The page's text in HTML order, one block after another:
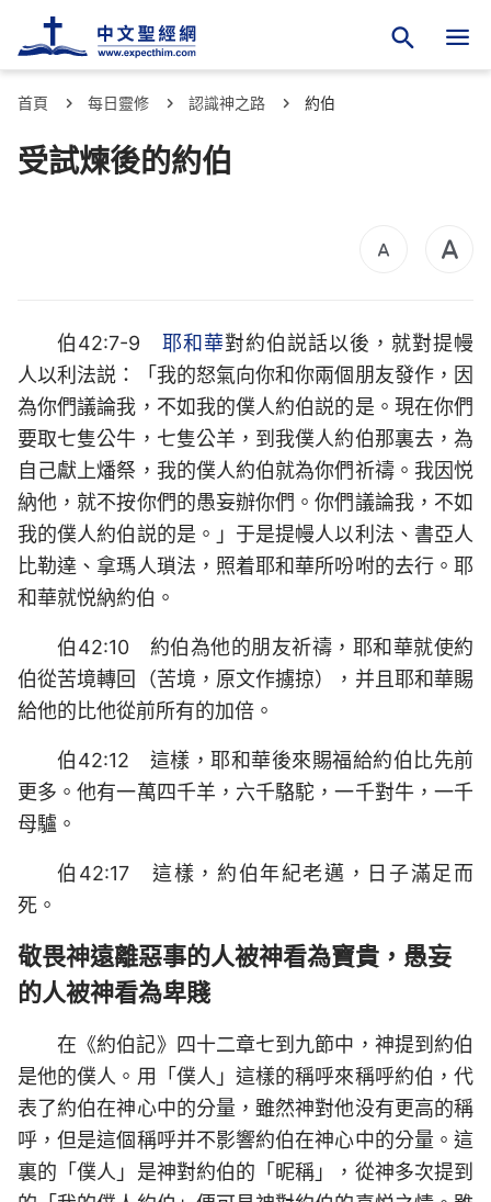
首頁 每日靈修 認識神之路 約伯
受試煉後的約伯
伯42:7-9 耶和華對約伯説話以後，就對提幔
人以利法説：「我的怒氣向你和你兩個朋友發作，因
為你們議論我，不如我的僕人約伯説的是。現在你們
要取七隻公牛，七隻公羊，到我僕人約伯那裏去，為
自己獻上燔祭，我的僕人約伯就為你們祈禱。我因悦
納他，就不按你們的愚妄辦你們。你們議論我，不如
我的僕人約伯説的是。」于是提幔人以利法、書亞人
比勒達、拿瑪人瑣法，照着耶和華所吩咐的去行。耶
和華就悦納約伯。
伯42:10 約伯為他的朋友祈禱，耶和華就使約
伯從苦境轉回（苦境，原文作擄掠），并且耶和華賜
給他的比他從前所有的加倍。
伯42:12 這樣，耶和華後來賜福給約伯比先前
更多。他有一萬四千羊，六千駱駝，一千對牛，一千
母驢。
伯42:17 這樣，約伯年紀老邁，日子滿足而
死。
敬畏神遠離惡事的人被神看為寶貴，愚妄
的人被神看為卑賤
在《約伯記》四十二章七到九節中，神提到約伯
是他的僕人。用「僕人」這樣的稱呼來稱呼約伯，代
表了約伯在神心中的分量，雖然神對他没有更高的稱
呼，但是這個稱呼并不影響約伯在神心中的分量。這
裏的「僕人」是神對約伯的「昵稱」，從神多次提到